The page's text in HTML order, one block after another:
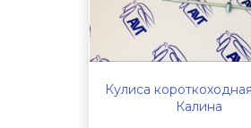
Кулиса
Калина